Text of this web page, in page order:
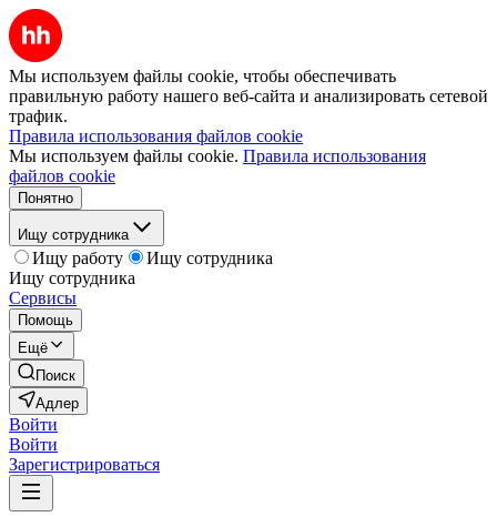
Мы используем файлы cookie, чтобы обеспечивать
правильную работу нашего веб-сайта и анализировать сетевой
трафик.
Правила использования файлов cookie
Мы используем файлы cookie. Правила использования
файлов cookie
Понятно
Ищу сотрудника
Ищу работу
Ищу сотрудника
Ищу сотрудника
Сервисы
Помощь
Ещё
Поиск
Адлер
Войти
Войти
Зарегистрироваться